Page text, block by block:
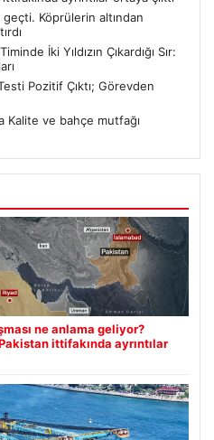
geçti. Köprülerin altından
İki Yıldızın Çıkardığı Sır:
Pozitif Çıktı; Görevden
Kalite ve bahçe mutfağı
ne anlama geliyor?
ittifakında ayrıntılar